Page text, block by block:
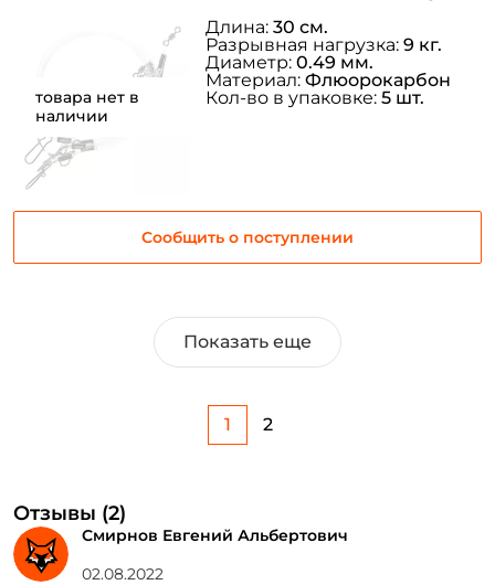
товара нет в
наличии
Сообщить о поступлении
Длина: 30 см.
Разрывная нагрузка: 9 кг.
Диаметр: 0.49 мм.
Материал: Флюорокарбон
Кол-во в упаковке: 5 шт.
Показать еще
1 2
Отзывы (2)
Смирнов Евгений Альбертович
02.08.2022